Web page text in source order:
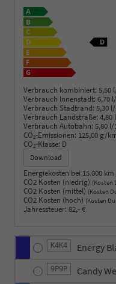
Verbrauch kombiniert: 5,50
Verbrauch Innenstadt: 6,70
Verbrauch Stadtrand: 5,30
Verbrauch Landstraße: 4,80
Verbrauch Autobahn: 5,80 l/
CO2-Emissionen: 125,00 g/
CO2-Klasse: D
Download
Energiekosten bei 15.000
CO2 Kosten (niedrig) (Kosten
CO2 Kosten (mittel) (Kosten
CO2 Kosten (hoch) (Kosten
Jahressteuer: 82,- €
K4K4 Energy
9P9P Candy